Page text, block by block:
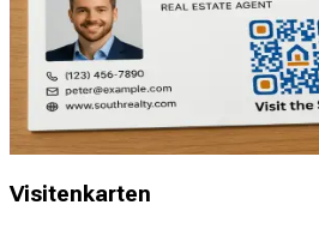
Visitenkarten